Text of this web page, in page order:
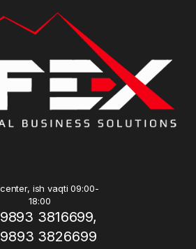
ish vaqti 09:00-
18:00
3816699,
3826699